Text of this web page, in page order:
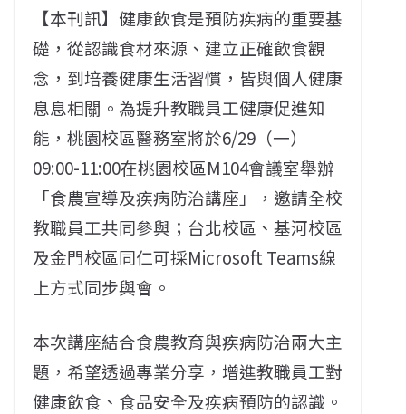
【本刊訊】健康飲食是預防疾病的重要基
礎，從認識食材來源、建立正確飲食觀
念，到培養健康生活習慣，皆與個人健康
息息相關。為提升教職員工健康促進知
能，桃園校區醫務室將於6/29（一）
09:00-11:00在桃園校區M104會議室舉辦
「食農宣導及疾病防治講座」，邀請全校
教職員工共同參與；台北校區、基河校區
及金門校區同仁可採Microsoft Teams線
上方式同步與會。
本次講座結合食農教育與疾病防治兩大主
題，希望透過專業分享，增進教職員工對
健康飲食、食品安全及疾病預防的認識。